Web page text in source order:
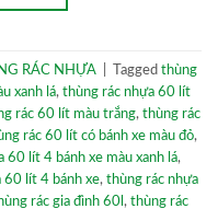
RÁC NHỰA Tagged thùng
xanh lá, thùng rác nhựa 60 lít
rác 60 lít màu trắng, thùng rác
rác 60 lít có bánh xe màu đỏ,
60 lít 4 bánh xe màu xanh lá,
60 lít 4 bánh xe, thùng rác nhựa
rác gia đình 60l , thùng rác